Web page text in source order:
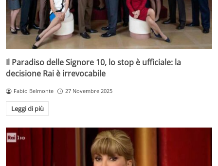
Il Paradiso delle Signore 10, lo stop è ufficiale: la
decisione Rai è irrevocabile
Fabio Belmonte 27 Novembre 2025
Leggi di più